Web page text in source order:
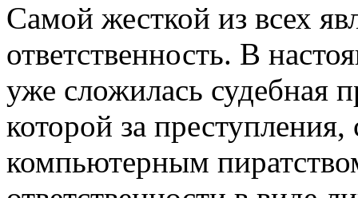
Самой жесткой из всех
ответственность. В
уже сложилась судебная
которой за преступления,
компьютерным